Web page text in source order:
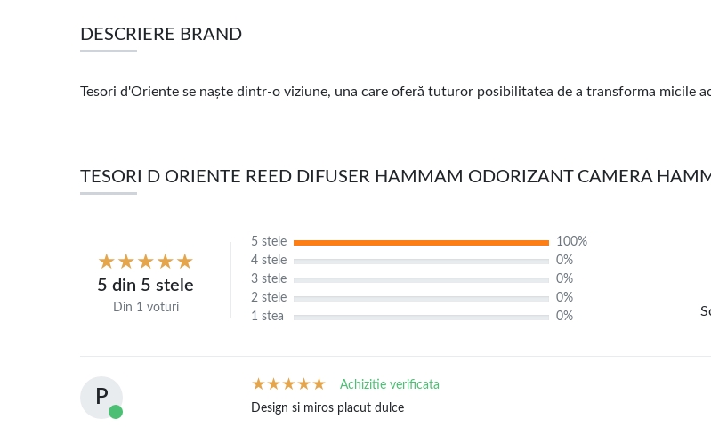
DESCRIERE BRAND
Tesori d'Oriente se naşte dintr-o viziune, una care oferă tuturor posibilitatea de a transforma micile
TESORI D ORIENTE REED DIFUSER HAMMAM ODORIZANT CAMERA
5 din 5 stele
Din 1 voturi
5 stele
100%
4 stele
0%
3 stele
0%
2 stele
0%
1 stea
0%
P
Achizitie verificata
Design si miros placut dulce